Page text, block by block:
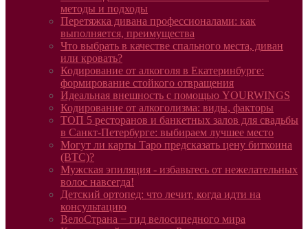
методы и подходы
Перетяжка дивана профессионалами: как
выполняется, преимущества
Что выбрать в качестве спального места, диван
или кровать?
Кодирование от алкоголя в Екатеринбурге:
формирование стойкого отвращения
Идеальная внешность с помощью YOURWINGS
Кодирование от алкоголизма: виды, факторы
ТОП 5 ресторанов и банкетных залов для свадьбы
в Санкт-Петербурге: выбираем лучшее место
Могут ли карты Таро предсказать цену биткоина
(BTC)?
Мужская эпиляция - избавьтесь от нежелательных
волос навсегда!
Детский ортопед: что лечит, когда идти на
консультацию
ВелоСтрана − гид велосипедного мира